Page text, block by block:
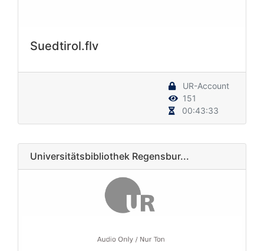
Suedtirol.flv
UR-Account
151
00:43:33
Universitätsbibliothek Regensbur...